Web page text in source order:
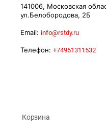
141006, Московская
ул.Белобородова, 2Б
Email: info@rstdy.ru
Телефон: +74951311532
Корзина